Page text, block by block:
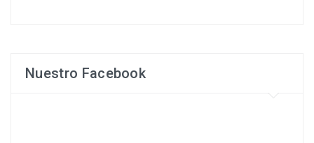
Nuestro Facebook